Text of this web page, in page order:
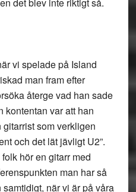
vi spelade på Island
man fram efter
återge vad han sade
kontentan var att han
gitarrist som verkligen
och det lät jävligt U2”.
hör en gitarr med
man har så
när vi är på våra